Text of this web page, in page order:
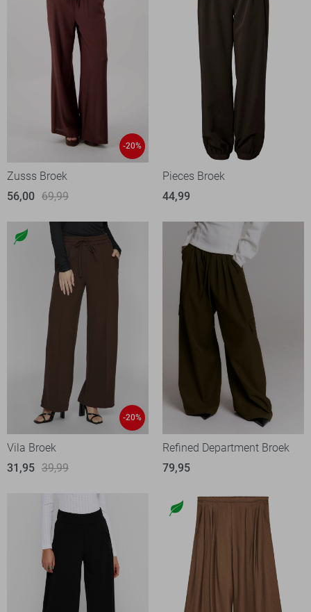
-20%
Zusss Broek
56,00 69,99
Pieces Broek
44,99
-20%
Vila Broek
31,95 39,99
Refined Department Broek
79,95